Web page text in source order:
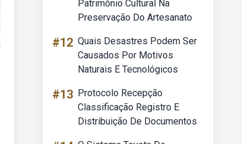
Patrimônio Cultural Na
Preservação Do Artesanato
#12 Quais Desastres Podem Ser
Causados Por Motivos
Naturais E Tecnológicos
#13 Protocolo Recepção
Classificação Registro E
Distribuição De Documentos